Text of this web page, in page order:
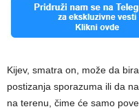
Kijev, smatra on, može da
postizanja sporazuma ili da
na terenu, čime će samo